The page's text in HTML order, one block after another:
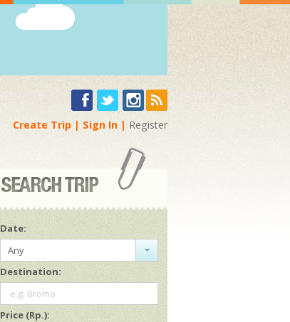
Create Trip Sign In Register
Date:
Any
Destination:
e.g. Bromo
Price (Rp.):